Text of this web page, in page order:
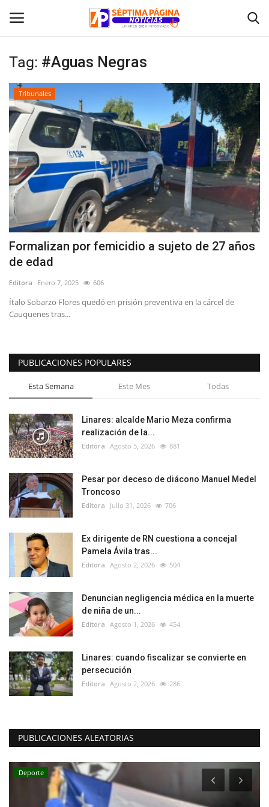
Inicio
Crónica
Policial
Tribunales
Deporte
Política
Espectáculos
Tag: #Aguas Negras
Tribunales
Formalizan por femicidio a sujeto de 27 años
de edad
Editora Enero 7, 2025 606
Ítalo Sobarzo Flores quedó en prisión preventiva en la cárcel de
Cauquenes tras...
PUBLICACIONES POPULARES
Esta Semana Este Mes Todas
Linares: alcalde Mario Meza confirma
realización de la...
Editora Agosto 5, 2026 881
Pesar por deceso de diácono Manuel Medel
Troncoso
Editora Julio 31, 2026 706
Ex dirigente de RN cuestiona a concejal
Pamela Ávila tras...
Editora Agosto 2, 2026 504
Denuncian negligencia médica en la muerte
de niña de un...
Editora Agosto 1, 2026 454
Linares: cuando fiscalizar se convierte en
persecución
Editora Agosto 2, 2026 286
PUBLICACIONES ALEATORIAS
Deporte